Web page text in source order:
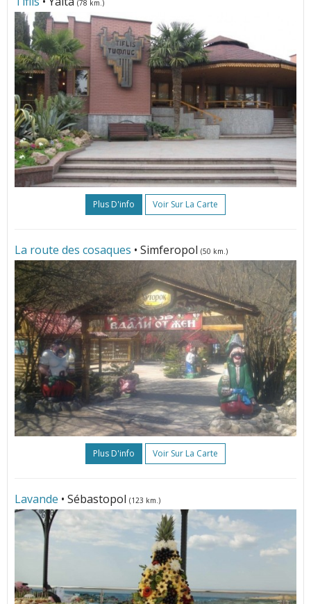
(78 km.)
Plus D'info Voir Sur La Carte
La route des cosaques • Simferopol (50 km.)
Plus D'info Voir Sur La Carte
Lavande • Sébastopol (123 km.)